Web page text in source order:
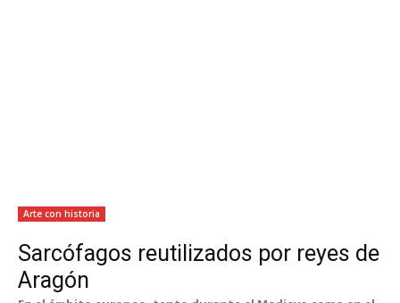
Arte con historia
Sarcófagos reutilizados por reyes de
Aragón